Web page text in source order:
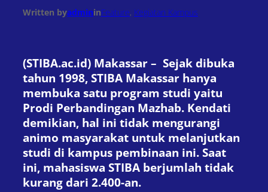
Written byadmininFeature, Kegiatan Kampus
(STIBA.ac.id) Makassar – Sejak dibuka
tahun 1998, STIBA Makassar hanya
membuka satu program studi yaitu
Prodi Perbandingan Mazhab. Kendati
demikian, hal ini tidak mengurangi
animo masyarakat untuk melanjutkan
studi di kampus pembinaan ini. Saat
ini, mahasiswa STIBA berjumlah tidak
kurang dari 2.400-an.